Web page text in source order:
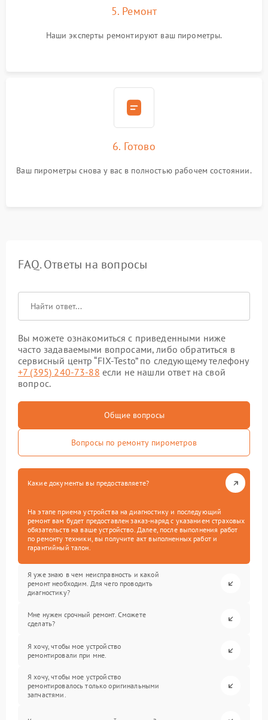
5. Ремонт
Наши эксперты ремонтируют ваш пирометры.
6. Готово
Ваш пирометры снова у вас в полностью рабочем состоянии.
FAQ. Ответы на вопросы
Вы можете ознакомиться с приведенными ниже
часто задаваемыми вопросами, либо обратиться в
сервисный центр “FIX-Testo” по следующему телефону
+7 (395) 240-73-88 если не нашли ответ на свой
вопрос.
Общие вопросы
Вопросы по ремонту пирометров
Какие документы вы предоставляете?
На этапе приема устройства на диагностику и последующий
ремонт вам будет предоставлен заказ-наряд с указанием страховых
обязательств на ваше устройство. Далее, после выполнения работ
по ремонту техники, вы получите акт выполненных работ и
гарантийный талон.
Я уже знаю в чем неисправность и какой
ремонт необходим. Для чего проводить
диагностику?
Мне нужен срочный ремонт. Сможете
сделать?
Я хочу, чтобы мое устройство
ремонтировали при мне.
Я хочу, чтобы мое устройство
ремонтировалось только оригинальными
запчастями.